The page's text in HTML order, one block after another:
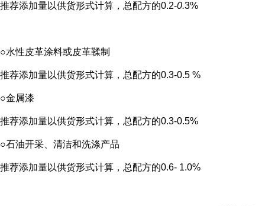
推荐添加量以供货形式计算，总配方的0.2-0.3%
○水性皮革涂料或皮革鞣制
推荐添加量以供货形式计算，总配方的0.3-0.5 %
○金属漆
推荐添加量以供货形式计算，总配方的0.3-0.5%
○石油开采、清洁和洗涤产品
推荐添加量以供货形式计算，总配方的0.6- 1.0%